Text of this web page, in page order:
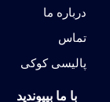
درباره ما
تماس
پالیسی کوکی
با ما بپیوندید